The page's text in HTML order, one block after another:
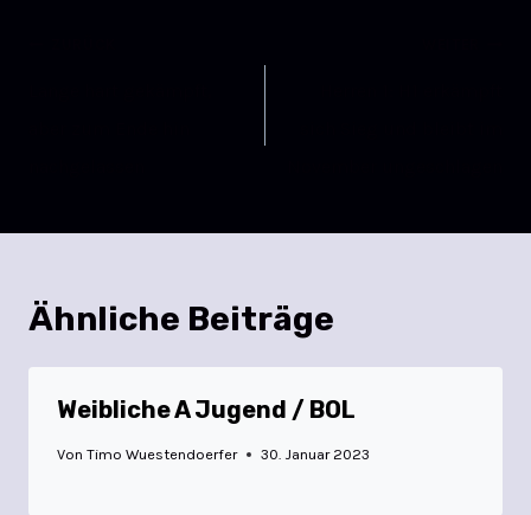
Ähnliche Beiträge
Weibliche A Jugend / BOL
Von Timo Wuestendoerfer 30. Januar 2023